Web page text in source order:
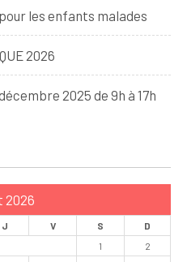
les enfants malades
2026
2025 de 9h à 17h
2026
J V S
D
1
2